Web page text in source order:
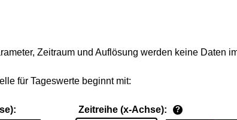
Zeitraum und Auflösung werden keine Daten
für Tageswerte beginnt mit:
Zeitreihe (x-Achse): ?